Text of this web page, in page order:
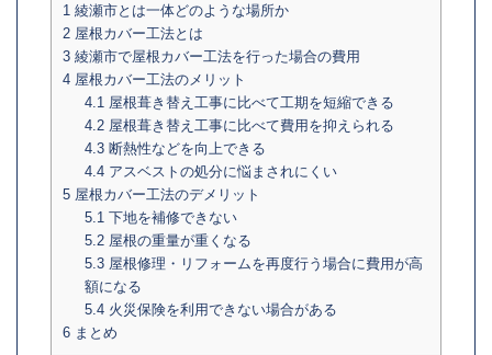
1 綾瀬市とは一体どのような場所か
2 屋根カバー工法とは
3 綾瀬市で屋根カバー工法を行った場合の費用
4 屋根カバー工法のメリット
4.1 屋根葺き替え工事に比べて工期を短縮できる
4.2屋根葺き替え工事に比べて費用を抑えられる
4.3断熱性などを向上できる
4.4アスベストの処分に悩まされにくい
5 屋根カバー工法のデメリット
5.1 下地を補修できない
5.2屋根の重量が重くなる
5.3屋根修理・リフォームを再度行う場合に費用が高
額になる
5.4火災保険を利用できない場合がある
6 まとめ